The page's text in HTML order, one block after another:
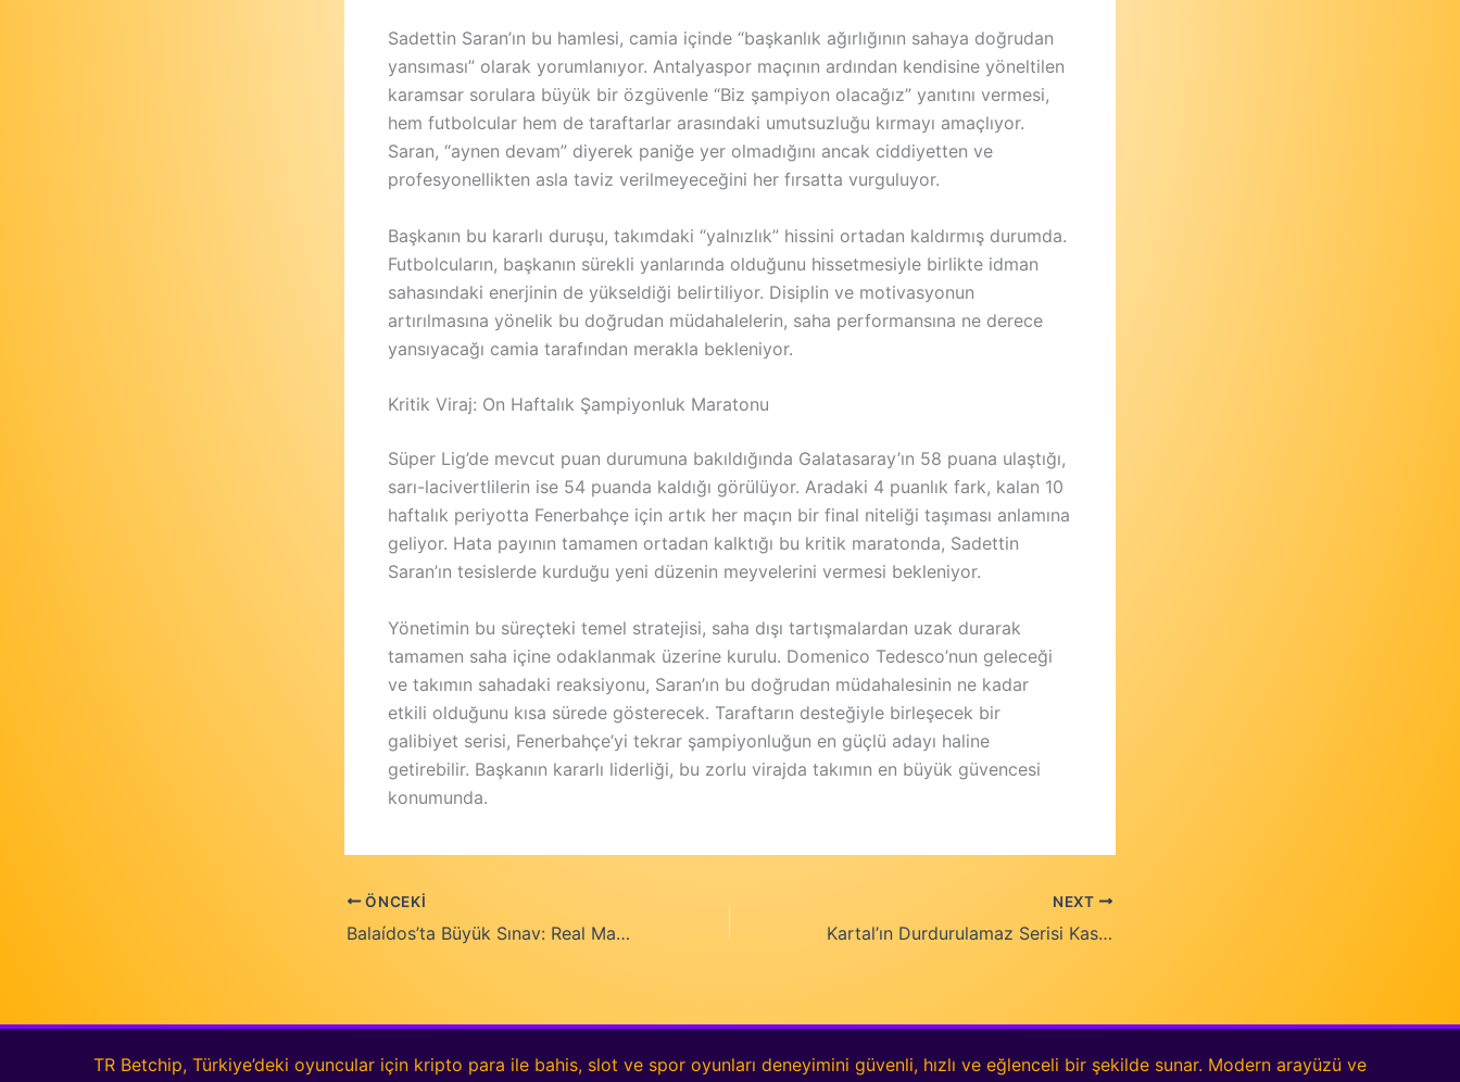
Sadettin Saran’ın bu hamlesi, camia içinde “başkanlık ağırlığının sahaya doğrudan
yansıması” olarak yorumlanıyor. Antalyaspor maçının ardından kendisine yöneltilen
karamsar sorulara büyük bir özgüvenle “Biz şampiyon olacağız” yanıtını vermesi,
hem futbolcular hem de taraftarlar arasındaki umutsuzluğu kırmayı amaçlıyor.
Saran, “aynen devam” diyerek paniğe yer olmadığını ancak ciddiyetten ve
profesyonellikten asla taviz verilmeyeceğini her fırsatta vurguluyor.
Başkanın bu kararlı duruşu, takımdaki “yalnızlık” hissini ortadan kaldırmış durumda.
Futbolcuların, başkanın sürekli yanlarında olduğunu hissetmesiyle birlikte idman
sahasındaki enerjinin de yükseldiği belirtiliyor. Disiplin ve motivasyonun
artırılmasına yönelik bu doğrudan müdahalelerin, saha performansına ne derece
yansıyacağı camia tarafından merakla bekleniyor.
Kritik Viraj: On Haftalık Şampiyonluk Maratonu
Süper Lig’de mevcut puan durumuna bakıldığında Galatasaray’ın 58 puana ulaştığı,
sarı-lacivertlilerin ise 54 puanda kaldığı görülüyor. Aradaki 4 puanlık fark, kalan 10
haftalık periyotta Fenerbahçe için artık her maçın bir final niteliği taşıması anlamına
geliyor. Hata payının tamamen ortadan kalktığı bu kritik maratonda, Sadettin
Saran’ın tesislerde kurduğu yeni düzenin meyvelerini vermesi bekleniyor.
Yönetimin bu süreçteki temel stratejisi, saha dışı tartışmalardan uzak durarak
tamamen saha içine odaklanmak üzerine kurulu. Domenico Tedesco’nun geleceği
ve takımın sahadaki reaksiyonu, Saran’ın bu doğrudan müdahalesinin ne kadar
etkili olduğunu kısa sürede gösterecek. Taraftarın desteğiyle birleşecek bir
galibiyet serisi, Fenerbahçe’yi tekrar şampiyonluğun en güçlü adayı haline
getirebilir. Başkanın kararlı liderliği, bu zorlu virajda takımın en büyük güvencesi
konumunda.
ÖNCEKI
Balaídos’ta Büyük Sınav: Real Madrid ve Celta Vigo Karşı Karşıya
NEXT
Kartal’ın Durdurulamaz Serisi Kasımpaşa Karşısında
TR Betchip, Türkiye’deki oyuncular için kripto para ile bahis, slot ve spor oyunları deneyimini güvenli, hızlı ve eğlenceli bir şekilde sunar. Modern arayüzü ve